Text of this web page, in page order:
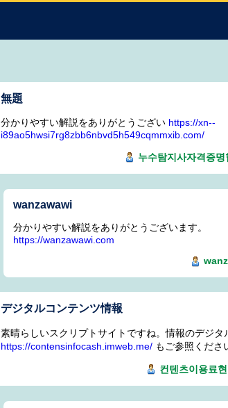
無題
分かりやすい解説をありがとうござい https://xn--
i89ao5hwsi7rg8zbb6nbvd5h549cqmmxib.com/
누수탐지사자격증명
wanzawawi
分かりやすい解説をありがとうございます。
https://wanzawawi.com
デジタルコンテンツ情報
素晴らしいスクリプトサイトですね。情報のデジ
https://contensinfocash.imweb.me/ もご参照くださ
컨텐츠이용료